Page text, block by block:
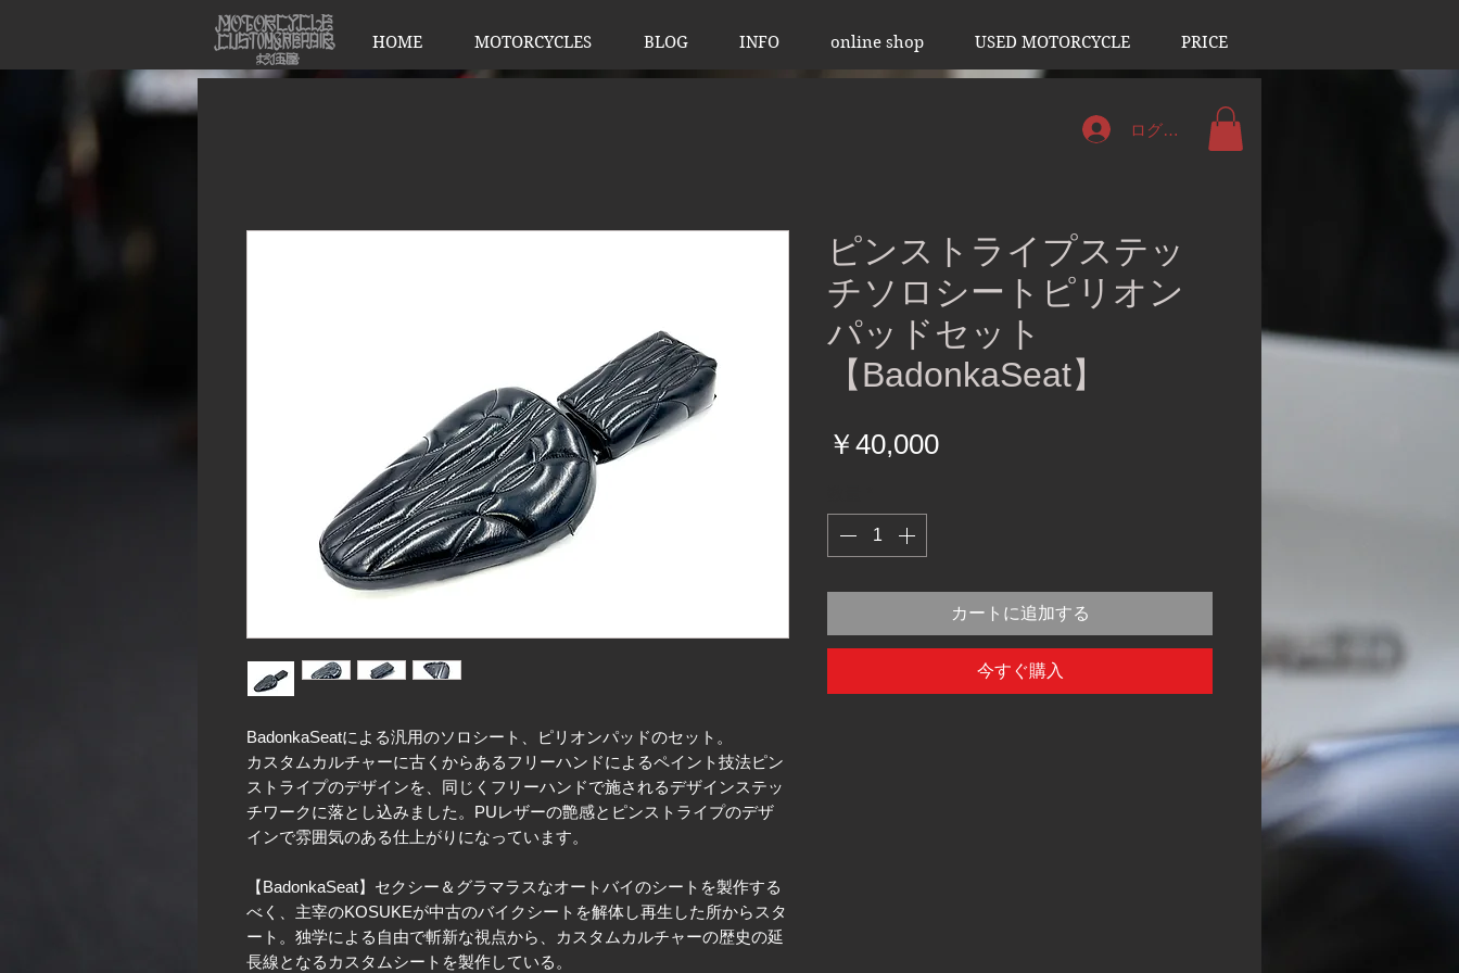
HOME MOTORCYCLES BLOG INFO online shop USED MOTORCYCLE PRICE
BadonkaSeatによる汎用のソロシート、ピリオンパッドのセット。
カスタムカルチャーに古くからあるフリーハンドによるペイント技法ピン
ストライプのデザインを、同じくフリーハンドで施されるデザインステッ
チワークに落とし込みました。PUレザーの艶感とピンストライプのデザ
インで雰囲気のある仕上がりになっています。
【BadonkaSeat】セクシー＆グラマラスなオートバイのシートを製作する
べく、主宰のKOSUKEが中古のバイクシートを解体し再生した所からスタ
ート。独学による自由で斬新な視点から、カスタムカルチャーの歴史の延
長線となるカスタムシートを製作している。
ピンストライプステッ
チソロシートピリオン
パッドセット
【BadonkaSeat】
￥40,000価
カートに追加する
今すぐ購入
ログイン